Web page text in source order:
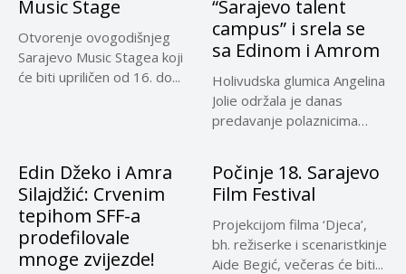
Music Stage
Otvorenje ovogodišnjeg
Sarajevo Music Stagea koji
će biti upriličen od 16. do...
“Sarajevo talent
campus” i srela se
sa Edinom i Amrom
Holivudska glumica Angelina
Jolie održala je danas
predavanje polaznicima
Edin Džeko i Amra
Silajdžić: Crvenim
tepihom SFF-a
prodefilovale
mnoge zvijezde!
Počinje 18. Sarajevo
Film Festival
Projekcijom filma ‘Djeca’,
bh. režiserke i scenaristkinje
Aide Begić, večeras će biti...